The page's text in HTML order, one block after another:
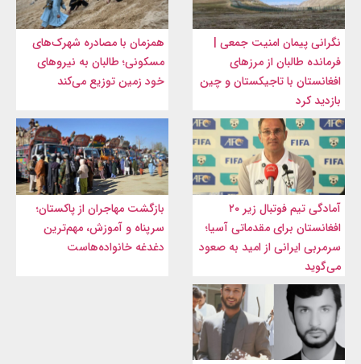
نگرانی پیمان امنیت جمعی |
فرمانده طالبان از مرزهای
افغانستان با تاجیکستان و چین
بازدید کرد
همزمان با مصادره شهرک‌های
مسکونی؛ طالبان به نیروهای
خود زمین توزیع می‌کند
آمادگی تیم فوتبال زیر ۲۰
افغانستان برای مقدماتی آسیا؛
سرمربی ایرانی از امید به صعود
می‌گوید
بازگشت مهاجران از پاکستان؛
سرپناه و آموزش، مهم‌ترین
دغدغه خانواده‌هاست